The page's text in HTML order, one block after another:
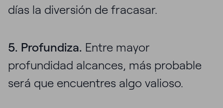
días la diversión de fracasar.
5. Profundiza. Entre mayor
profundidad alcances, más probable
será que encuentres algo valioso.